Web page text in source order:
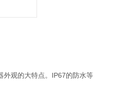
外观的大特点。IP67的防水等